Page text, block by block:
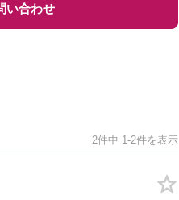
い合わせ
2件中 1-2件を表示